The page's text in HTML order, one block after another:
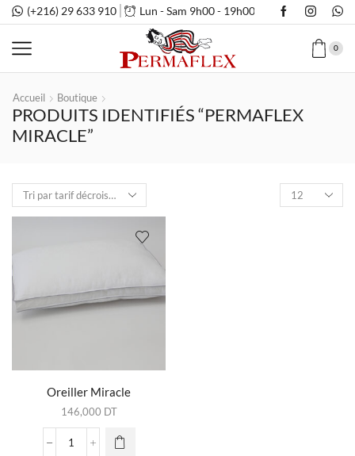
(+216) 29 633 910 Lun - Sam 9h00 - 19h00
0
Accueil Boutique
PRODUITS IDENTIFIÉS “PERMAFLEX
MIRACLE”
Nombre
de
Oreiller Miracle
146,000 DT
quantité